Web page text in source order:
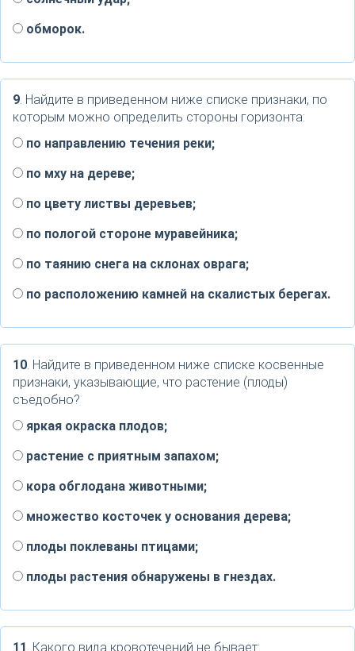
обморок.
9. Найдите в приведенном ниже списке признаки, по
которым можно определить стороны горизонта:
по направлению течения реки;
по мху на дереве;
по цвету листвы деревьев;
по пологой стороне муравейника;
по таянию снега на склонах оврага;
по расположению камней на скалистых берегах.
10. Найдите в приведенном ниже списке косвенные
признаки, указывающие, что растение (плоды)
съедобно?
яркая окраска плодов;
растение с приятным запахом;
кора обглодана животными;
множество косточек у основания дерева;
плоды поклеваны птицами;
плоды растения обнаружены в гнездах.
11. Какого вида кровотечений не бывает: